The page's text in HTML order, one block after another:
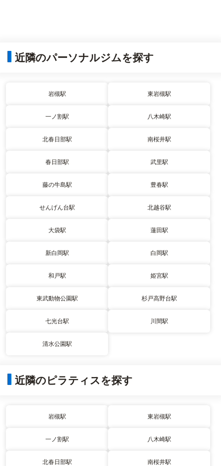
近隣のパーソナルジムを探す
岩槻駅 東岩槻駅
一ノ割駅 八木崎駅
北春日部駅 南桜井駅
春日部駅 武里駅
藤の牛島駅 豊春駅
せんげん台駅 北越谷駅
大袋駅 蓮田駅
新白岡駅 白岡駅
和戸駅 姫宮駅
東武動物公園駅 杉戸高野台駅
七光台駅 川間駅
清水公園駅
近隣のピラティスを探す
岩槻駅 東岩槻駅
一ノ割駅 八木崎駅
北春日部駅 南桜井駅